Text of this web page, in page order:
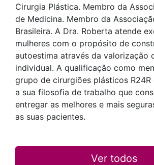
Cirurgia Plástica. Membro da
de Medicina. Membro da
Brasileira. A Dra. Roberta atende
mulheres com o propósito de
autoestima através da valorização
individual. A qualificação como
grupo de cirurgiões plásticos R24R
a sua filosofia de trabalho que
entregar as melhores e mais
as suas pacientes.
Ver todos